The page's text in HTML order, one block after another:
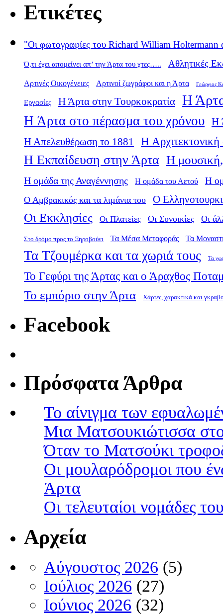
Ετικέτες
"Οι φωτογραφίες του Richard William Holtermann
Ό,τι έχει απομείνει απ’ την Άρτα του χτες….. Αθλητικές
Αρτινές Οικογένειες Αρτινοί ζωγράφοι και η Άρτα Γεώργιος
Εργασίες Η Άρτα στην Τουρκοκρατία Η
Η Άρτα στο πέρασμα του χρόνου Η
Η Απελευθέρωση το 1881
Η
Η Εκπαίδευση στην Άρτα Η μουσική,
Η ομάδα της Αναγέννησης Η ομάδα του Αετού Η
Ο Αμβρακικός και τα λιμάνια του Ο
Οι Εκκλησίες Οι Πλατείες Οι Συνοικίες Οι
Στο δρόμο προς το Ξηροβούνι Τα Μέσα Μεταφοράς Τα
Τα Τζουμέρκα και τα χωριά τους Τα
Το Γεφύρι της Άρτας και ο Άραχθος
Το εμπόριο στην Άρτα Χάρτες, χαρακτικά και
Facebook
Πρόσφατα Άρθρα
Το αίνιγμα των
Μια Ματσουκιώτισσα
Όταν το Ματσούκι
Οι μουλαρόδρομοι που
Άρτα
Οι τελευταίοι νομάδες
Αρχεία
Αύγουστος 2026 (5)
Ιούλιος 2026 (27)
Ιούνιος 2026 (32)